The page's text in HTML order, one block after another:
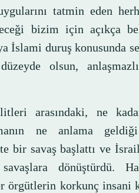
tatmin eden
bizim için açıkça
İslami duruş konusunda
olsun,
arasındaki, ne
ne anlama
bir savaş başlattı ve
dönüştürdü.
örgütlerin korkunç insani